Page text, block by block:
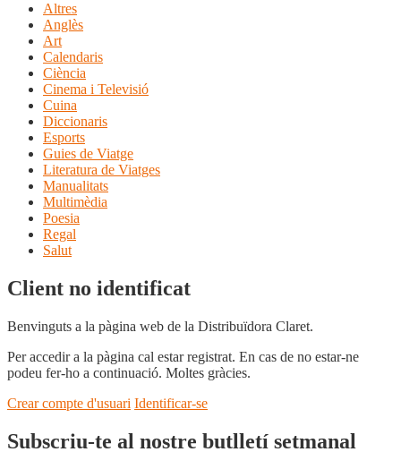
Altres
Anglès
Art
Calendaris
Ciència
Cinema i Televisió
Cuina
Diccionaris
Esports
Guies de Viatge
Literatura de Viatges
Manualitats
Multimèdia
Poesia
Regal
Salut
Client no identificat
Benvinguts a la pàgina web de la Distribuïdora Claret.
Per accedir a la pàgina cal estar registrat. En cas de no estar-ne
podeu fer-ho a continuació. Moltes gràcies.
Crear compte d'usuari Identificar-se
Subscriu-te al nostre butlletí setmanal